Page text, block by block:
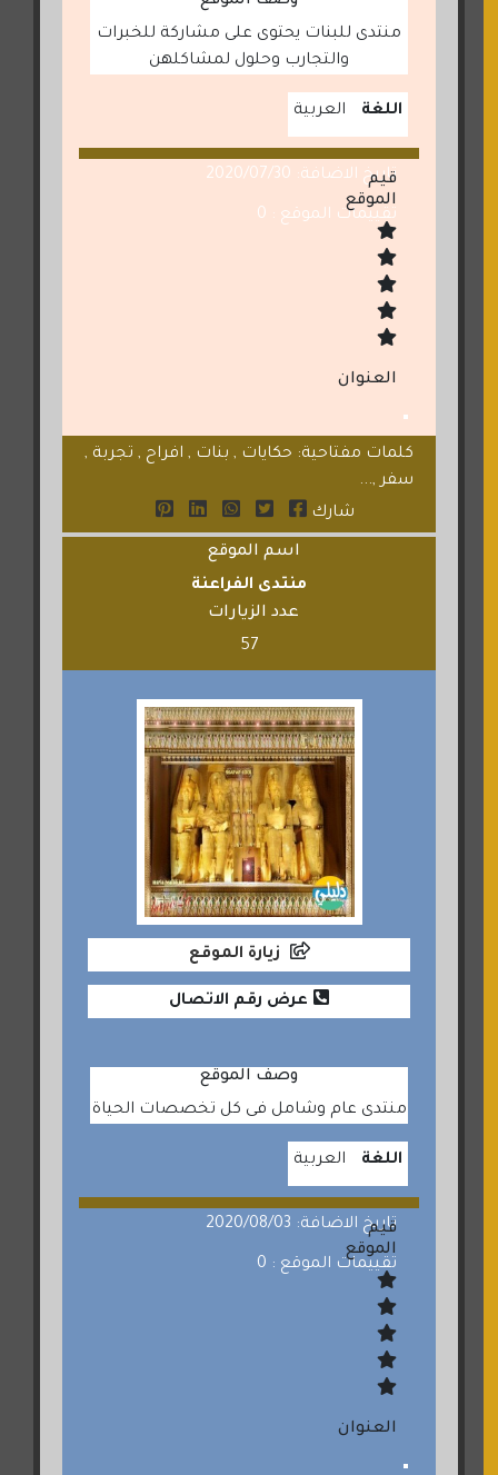
منتدى للبنات يحتوى على مشاركة للخبرات
والتجارب وحلول لمشاكلهن
اللغة العربية
تاريخ الاضافة: 2020/07/30
تقييمات الموقع : 0
قيم
الموقع
العنوان
كلمات مفتاحية: حكايات , بنات , افراح , تجربة ,
سفر ,...
شارك
اسم الموقع
منتدى الفراعنة
عدد الزيارات
57
زيارة الموقع
عرض رقم الاتصال
وصف الموقع
منتدى عام وشامل فى كل تخصصات الحياة
اللغة العربية
تاريخ الاضافة: 2020/08/03
تقييمات الموقع : 0
قيم
الموقع
العنوان